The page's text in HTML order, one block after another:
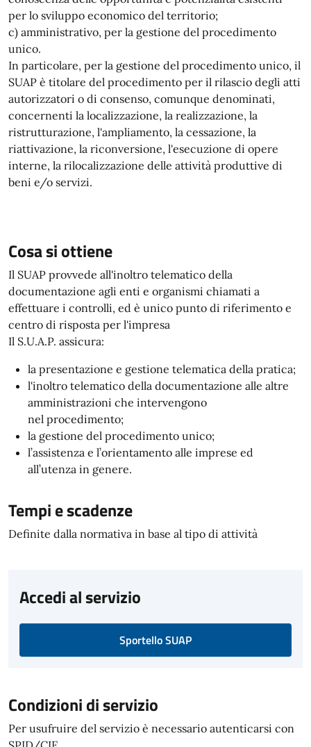
per lo sviluppo economico del territorio;
c) amministrativo, per la gestione del procedimento
unico.
In particolare, per la gestione del procedimento unico, il
SUAP è titolare del procedimento per il rilascio degli atti
autorizzatori o di consenso, comunque denominati,
concernenti la localizzazione, la realizzazione, la
ristrutturazione, l'ampliamento, la cessazione, la
riattivazione, la riconversione, l'esecuzione di opere
interne, la rilocalizzazione delle attività produttive di
beni e/o servizi.
Cosa si ottiene
Il SUAP provvede all'inoltro telematico della
documentazione agli enti e organismi chiamati a
effettuare i controlli, ed è unico punto di riferimento e
centro di risposta per l'impresa
Il S.U.A.P. assicura:
la presentazione e gestione telematica della pratica;
l'inoltro telematico della documentazione alle altre
amministrazioni che intervengono
nel procedimento;
la gestione del procedimento unico;
l’assistenza e l’orientamento alle imprese ed
all’utenza in genere.
Tempi e scadenze
Definite dalla normativa in base al tipo di attività
Accedi al servizio
Sportello SUAP
Condizioni di servizio
Per usufruire del servizio è necessario autenticarsi con